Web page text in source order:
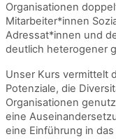
Organisationen
Mitarbeiter*innen
Adressat*innen und
deutlich heterogener
Unser Kurs vermittelt
Potenziale, die
Organisationen
eine
eine Einführung in